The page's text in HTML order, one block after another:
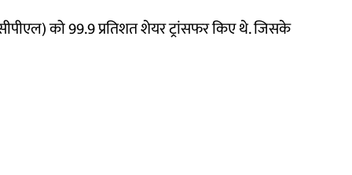
को 99.9 प्रतिशत शेयर ट्रांसफर किए थे. जिसके